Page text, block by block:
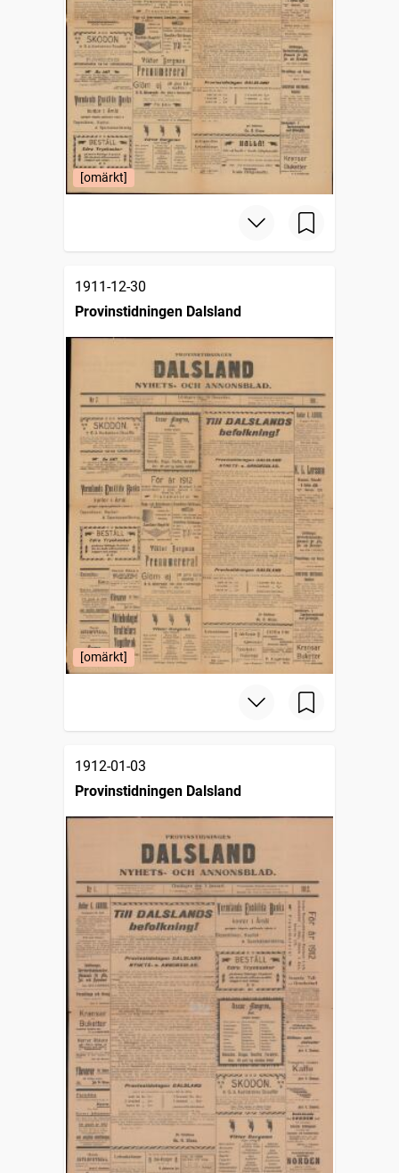
[omärkt]
1911-12-30
Provinstidningen Dalsland
[omärkt]
1912-01-03
Provinstidningen Dalsland